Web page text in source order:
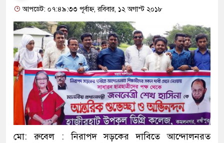
আপডেট: ০৭:৪৯:৩৩ পূর্বাহ্ন, রবিবার, ১২ অগাস্ট ২০১৮
মো: রুবেল : নিরাপদ সড়কের দাবিতে আন্দোলনরত